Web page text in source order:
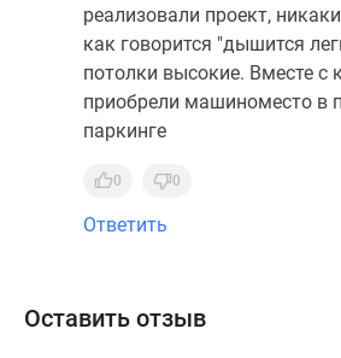
реализовали проект,
как говорится "дышится
потолки высокие. Вместе с
приобрели машиноместо в
паркинге
0 0
Ответить
Оставить отзыв